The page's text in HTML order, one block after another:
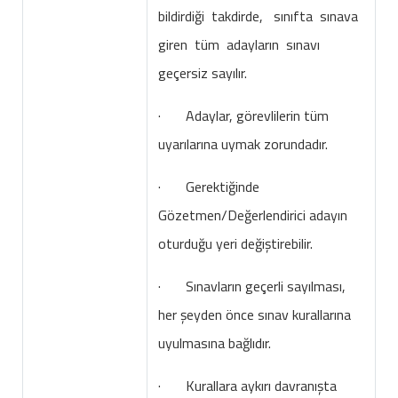
bildirdiği takdirde, sınıfta sınava
giren tüm adayların sınavı
geçersiz sayılır.
· Adaylar, görevlilerin tüm
uyarılarına uymak zorundadır.
· Gerektiğinde
Gözetmen/Değerlendirici adayın
oturduğu yeri değiştirebilir.
· Sınavların geçerli sayılması,
her şeyden önce sınav kurallarına
uyulmasına bağlıdır.
· Kurallara aykırı davranışta